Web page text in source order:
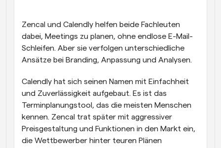
Webhooks
Erhalten Sie eine Benachrichtigung, wenn etwas
passiert
Zencal und Calendly helfen beide Fachleuten
dabei, Meetings zu planen, ohne endlose E-Mail-
Schleifen. Aber sie verfolgen unterschiedliche
Ansätze bei Branding, Anpassung und Analysen.
Calendly hat sich seinen Namen mit Einfachheit
und Zuverlässigkeit aufgebaut. Es ist das
Terminplanungstool, das die meisten Menschen
kennen. Zencal trat später mit aggressiver
Preisgestaltung und Funktionen in den Markt ein,
die Wettbewerber hinter teuren Plänen